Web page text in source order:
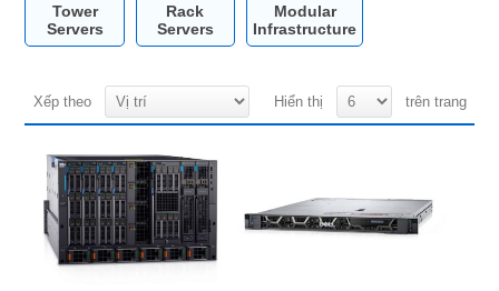
Tower
Servers
Rack
Servers
Modular
Infrastructure
Xếp theo Hiển thị trên trang